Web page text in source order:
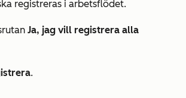
registreras i arbetsflödet.
Ja, jag vill registrera alla
.